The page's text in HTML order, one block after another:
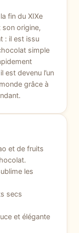
fin du XIXe
son origine,
: il est issu
simple
est devenu l’un
grâce à
et de fruits
les
secs
et élégante